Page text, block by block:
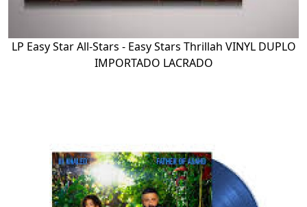
LP Easy Star All-Stars - Easy Stars Thrillah VINYL DUPLO
IMPORTADO LACRADO